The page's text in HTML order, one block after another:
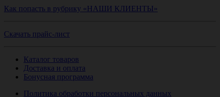
Как попасть в рубрику «НАШИ КЛИЕНТЫ»
Скачать прайс-лист
Каталог товаров
Доставка и оплата
Бонусная программа
Политика обработки персональных данных